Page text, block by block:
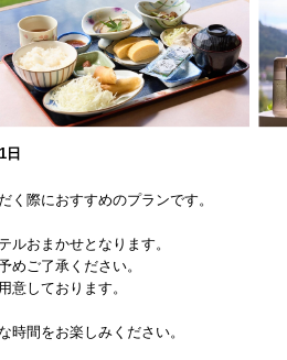
日
く際におすすめのプランです。
おまかせとなります。
ご了承ください。
意しております。
時間をお楽しみください。